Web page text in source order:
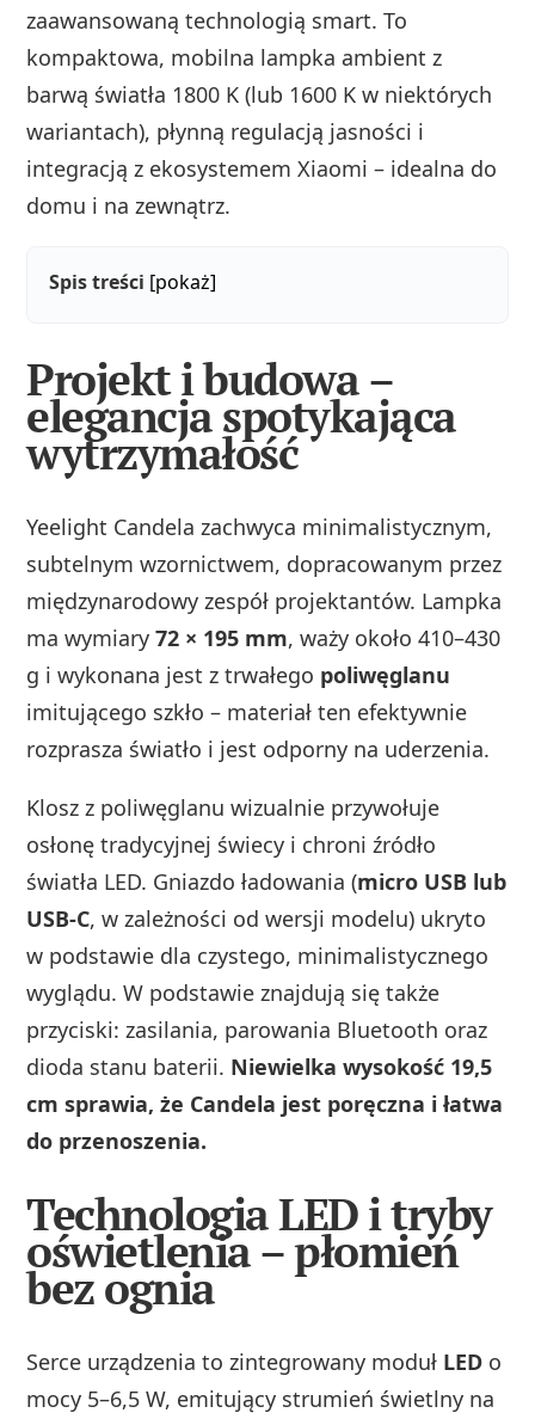
zaawansowaną technologią smart. To
kompaktowa, mobilna lampka ambient z
barwą światła 1800 K (lub 1600 K w niektórych
wariantach), płynną regulacją jasności i
integracją z ekosystemem Xiaomi – idealna do
domu i na zewnątrz.
Spis treści [pokaż]
Projekt i budowa –
elegancja spotykająca
wytrzymałość
Yeelight Candela zachwyca minimalistycznym,
subtelnym wzornictwem, dopracowanym przez
międzynarodowy zespół projektantów. Lampka
ma wymiary72 × 195 mm, waży około 410–430
g i wykonana jest z trwałego poliwęglanu
imitującego szkło – materiał ten efektywnie
rozprasza światło i jest odporny na uderzenia.
Klosz z poliwęglanu wizualnie przywołuje
osłonę tradycyjnej świecy i chroni źródło
światła LED. Gniazdo ładowania (micro USB lub
USB‑C, w zależności od wersji modelu) ukryto
w podstawie dla czystego, minimalistycznego
wyglądu. W podstawie znajdują się także
przyciski: zasilania, parowania Bluetooth oraz
dioda stanu baterii. Niewielka wysokość 19,5
cm sprawia, że Candela jest poręczna i łatwa
do przenoszenia.
Technologia LED i tryby
oświetlenia – płomień
bez ognia
Serce urządzenia to zintegrowany moduł LED o
mocy 5–6,5 W, emitujący strumień świetlny na